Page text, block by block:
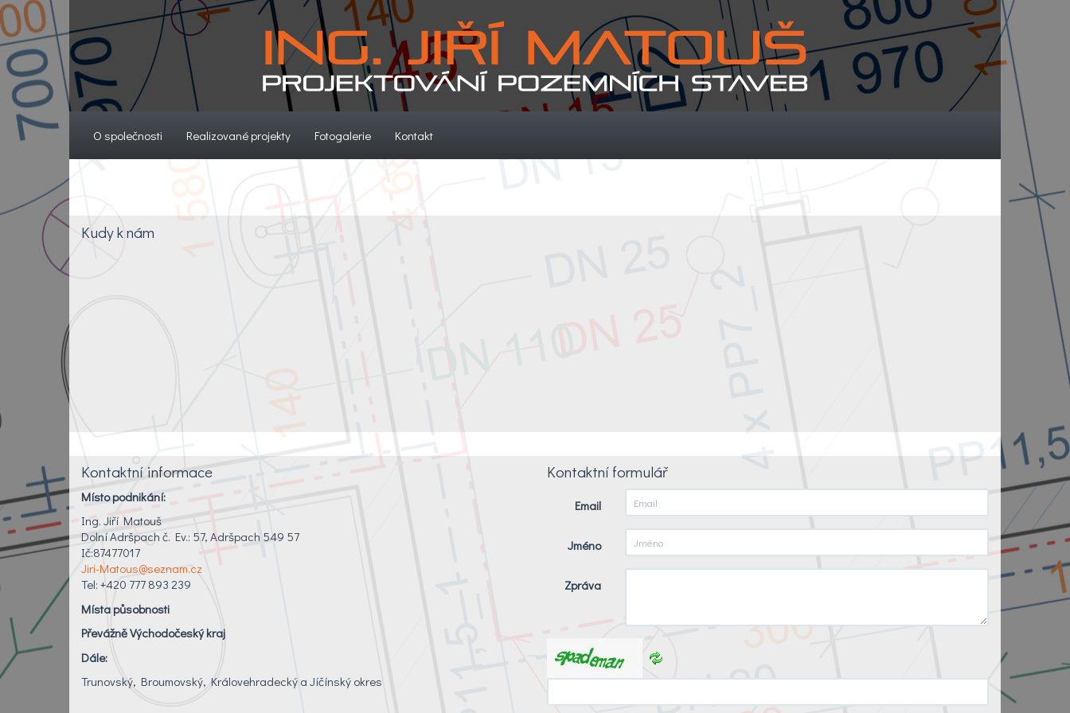
O společnosti (current)Realizované projekty(current)Fotogalerie(current)Kontakt(current)
Kudy k nám
Kontaktní informace
Místo podnikání:
Ing. Jiří Matouš
Dolní Adršpach č. Ev.: 57, Adršpach 549 57
Ič:87477017
Jiri-Matous@seznam.cz
Tel: +420 777 893 239
Místa působnosti
Převážně Východočeský kraj
Dále:
Trunovský, Broumovský, Královehradecký a Jíčínský okres
Kontaktní formulář
Email
Jméno
Zpráva